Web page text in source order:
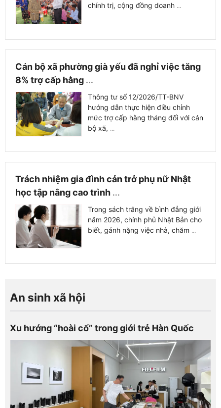
chính trị, cộng đồng doanh...
Cán bộ xã phường già yếu đã nghỉ việc tăng
8% trợ cấp hằng ...
Thông tư số 12/2026/TT-BNV
hướng dẫn thực hiện điều chỉnh
mức trợ cấp hằng tháng đối với cán
bộ xã, ...
Trách nhiệm gia đình cản trở phụ nữ Nhật
học tập nâng cao trình ...
Trong sách trắng về bình đẳng giới
năm 2026, chính phủ Nhật Bản cho
biết, gánh nặng việc nhà, chăm ...
An sinh xã hội
Xu hướng “hoài cổ” trong giới trẻ Hàn Quốc